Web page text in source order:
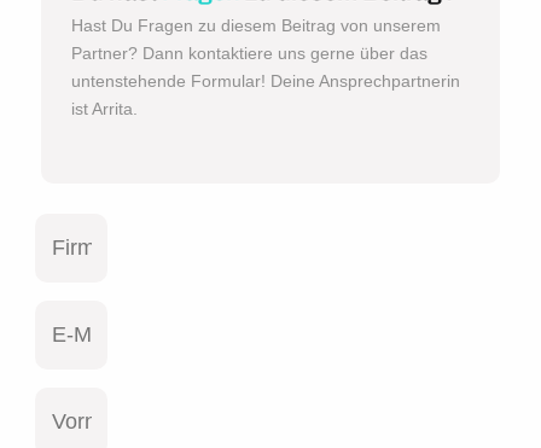
Hast Du Fragen zu diesem Beitrag von unserem
Partner? Dann kontaktiere uns gerne über das
untenstehende Formular! Deine Ansprechpartnerin
ist Arrita.